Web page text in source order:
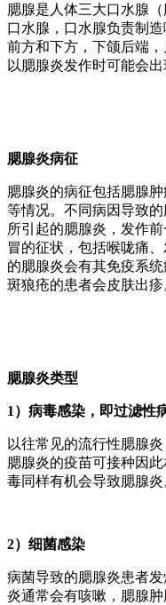
腮腺是人体三大口水腺
口水腺，口水腺负责制
前方和下方，下颌后端
以腮腺炎发作时可能会
腮腺炎病征
腮腺炎的病征包括腮腺
等情况。不同病因导致
所引起的腮腺炎，发作
冒的征状，包括喉咙痛
的腮腺炎会有其免疫系
斑狼疮的患者会皮肤出疹
腮腺炎类型
1）病毒感染，即过滤性
以往常见的流行性腮腺
腮腺炎的疫苗可接种因
毒同样有机会导致腮腺炎
2）细菌感染
病菌导致的腮腺炎患者
炎通常会有咳嗽，腮腺